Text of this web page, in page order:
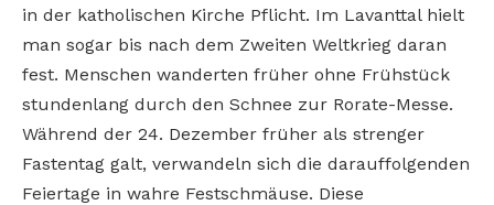
in der katholischen Kirche Pflicht. Im Lavanttal hielt
man sogar bis nach dem Zweiten Weltkrieg daran
fest. Menschen wanderten früher ohne Frühstück
stundenlang durch den Schnee zur Rorate-Messe.
Während der 24. Dezember früher als strenger
Fastentag galt, verwandeln sich die darauffolgenden
Feiertage in wahre Festschmäuse. Diese